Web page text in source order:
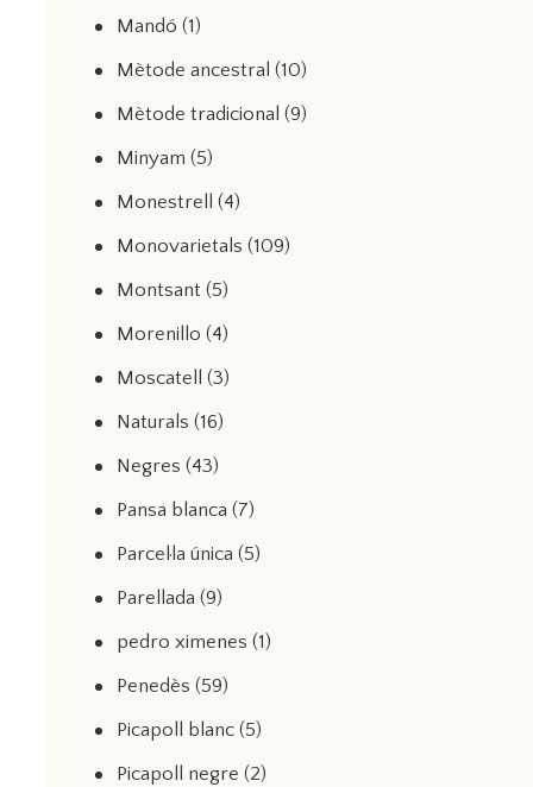
Mandó (1)
Mètode ancestral (10)
Mètode tradicional (9)
Minyam (5)
Monestrell (4)
Monovarietals (109)
Montsant (5)
Morenillo (4)
Moscatell (3)
Naturals (16)
Negres (43)
Pansa blanca (7)
Parcel·la única (5)
Parellada (9)
pedro ximenes (1)
Penedès (59)
Picapoll blanc (5)
Picapoll negre (2)